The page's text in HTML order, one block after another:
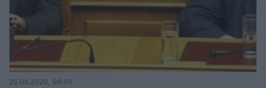
25.06.2020, 08:59